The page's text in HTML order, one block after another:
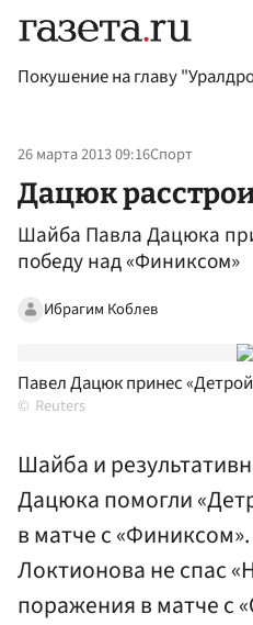
Покушение на главу
26 марта 2013 09:16Спорт
Дацюк
Шайба Павла Дацюка
победу над «Финиксом»
Ибрагим Коблев
Павел Дацюк принес
Reuters
Шайба и
Дацюка помогли
в матче с
Локтионова не спас
поражения в матче с